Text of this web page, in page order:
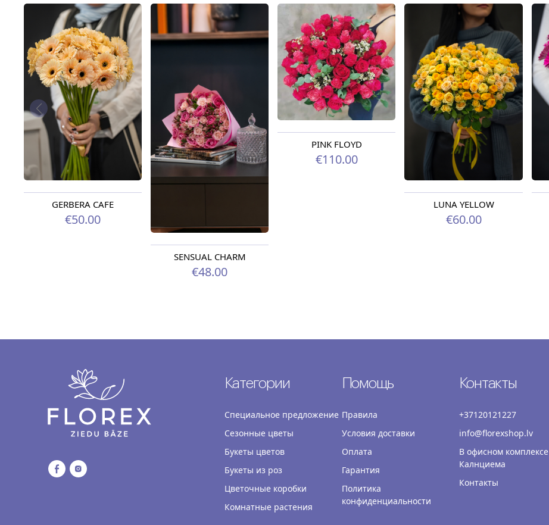
GERBERA CAFE
€50.00
SENSUAL CHARM
€48.00
PINK FLOYD
€110.00
LUNA YELLOW
€60.00
Категории
Специальное предложение
Сезонные цветы
Букеты цветов
Букеты из роз
Цветочные коробки
Комнатные растения
Помощь
Правила
Условия доставки
Оплата
Гарантия
Политика
конфиденциальности
Контакты
+37120121227
info@florexshop.lv
В офисном комплексе
Калнциема
Контакты